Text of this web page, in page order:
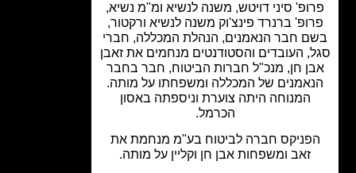
סיני דויטש, משנה לנשיא ומ"מ נשיא,
ברנרד פינצ'וק משנה לנשיא ורקטור,
חבר הנאמנים, הנהלת המכללה, חברי
העובדים והסטודנטים מנחמים את זאבן
חן, מנכ"ל חברות הביטוח, חבר בחבר
של המכללה ומשפחתו על מותה.
המנוחה היתה צוערת וניספתה באסון
חברה לביטוח בע"מ מנחמת את
זאב ומשפחות אבן חן וקליין על מותה.